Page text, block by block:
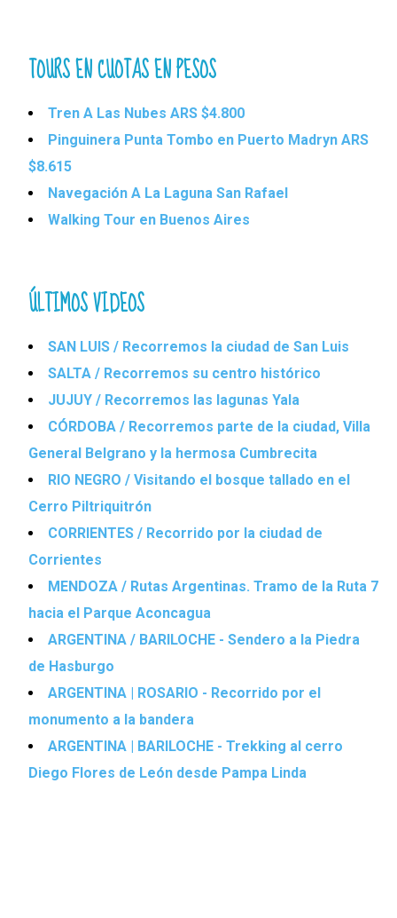
TOURS EN CUOTAS EN PESOS
Tren A Las Nubes ARS $4.800
Pinguinera Punta Tombo en Puerto Madryn ARS
$8.615
Navegación A La Laguna San Rafael
Walking Tour en Buenos Aires
ÚLTIMOS VIDEOS
SAN LUIS / Recorremos la ciudad de San Luis
SALTA / Recorremos su centro histórico
JUJUY / Recorremos las lagunas Yala
CÓRDOBA / Recorremos parte de la ciudad, Villa
General Belgrano y la hermosa Cumbrecita
RIO NEGRO / Visitando el bosque tallado en el
Cerro Piltriquitrón
CORRIENTES / Recorrido por la ciudad de
Corrientes
MENDOZA / Rutas Argentinas. Tramo de la Ruta 7
hacia el Parque Aconcagua
ARGENTINA / BARILOCHE - Sendero a la Piedra
de Hasburgo
ARGENTINA | ROSARIO - Recorrido por el
monumento a la bandera
ARGENTINA | BARILOCHE - Trekking al cerro
Diego Flores de León desde Pampa Linda